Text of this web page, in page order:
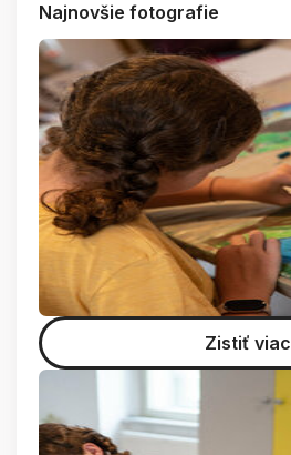
Najnovšie fotografie
Zistiť viac